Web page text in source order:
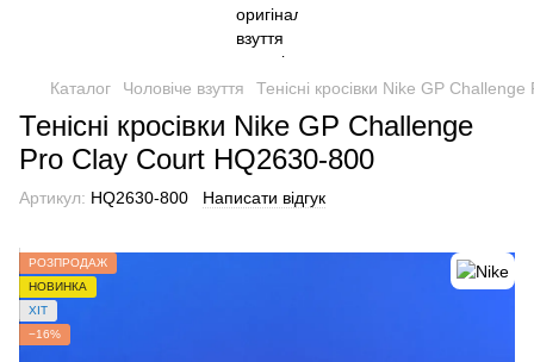
Каталог Чоловіче взуття Тенісні кросівки Nike GP
Тенісні кросівки Nike GP Challenge
Pro Clay Court HQ2630-800
Артикул: HQ2630-800 Написати відгук
РОЗПРОДАЖ
НОВИНКА
ХІТ
−16%